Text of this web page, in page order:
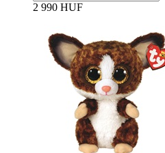
2 990 HUF